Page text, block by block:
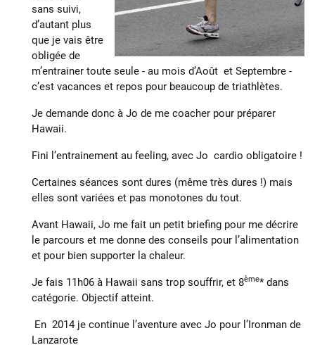
sans suivi,
d’autant plus
que je vais être
obligée de
m’entrainer toute seule - au mois d’Août et Septembre -
c’est vacances et repos pour beaucoup de triathlètes.
Je demande donc à Jo de me coacher pour préparer
Hawaii.
Fini l’entrainement au feeling, avec Jo cardio obligatoire !
Certaines séances sont dures (même très dures !) mais
elles sont variées et pas monotones du tout.
Avant Hawaii, Jo me fait un petit briefing pour me décrire
le parcours et me donne des conseils pour l’alimentation
et pour bien supporter la chaleur.
Je fais 11h06 à Hawaii sans trop souffrir, et 8ème* dans
catégorie. Objectif atteint.
En 2014 je continue l’aventure avec Jo pour l’Ironman de
Lanzarote